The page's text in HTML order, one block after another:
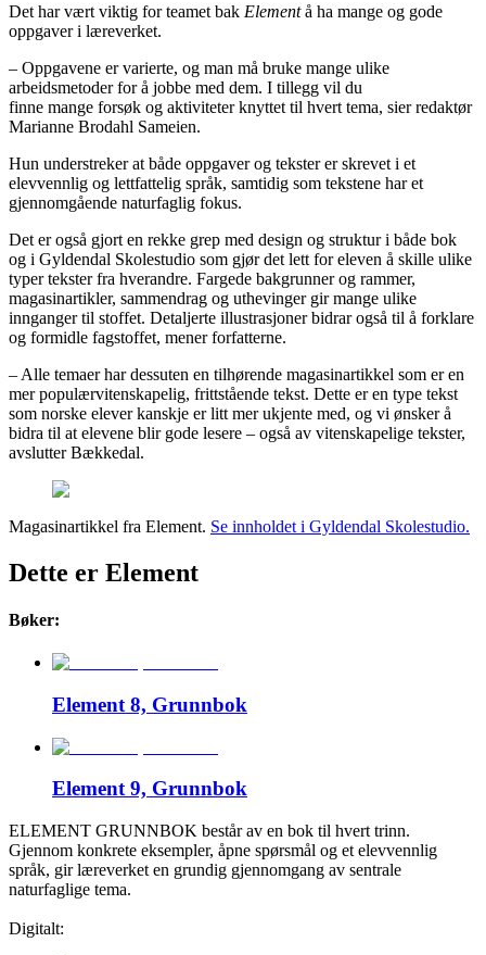
Det har vært viktig for teamet bak Elementå ha mange og gode
oppgaver i læreverket.
– Oppgavene er varierte, og man må bruke mange ulike
arbeidsmetoder for å jobbe med dem. I tillegg vil du
finne mange forsøk og aktiviteter knyttet til hvert tema, sier redaktør
Marianne Brodahl Sameien.
Hun understreker at både oppgaver og tekster er skrevet i et
elevvennlig og lettfattelig språk, samtidig som tekstene har et
gjennomgående naturfaglig fokus.
Det er også gjort en rekke grep med design og struktur i både bok
og i Gyldendal Skolestudio som gjør det lett for eleven å skille ulike
typer tekster fra hverandre. Fargede bakgrunner og rammer,
magasinartikler, sammendrag og uthevinger gir mange ulike
innganger til stoffet. Detaljerte illustrasjoner bidrar også til å forklare
og formidle fagstoffet, mener forfatterne.
– Alle temaer har dessuten en tilhørende magasinartikkel som er en
mer populærvitenskapelig, frittstående tekst. Dette er en type tekst
som norske elever kanskje er litt mer ukjente med, og vi ønsker å
bidra til at elevene blir gode lesere – også av vitenskapelige tekster,
avslutter Bækkedal.
Magasinartikkel fra Element. Se innholdet i Gyldendal Skolestudio.
Dette er Element
Bøker:
Element 8, Grunnbok
Element 9, Grunnbok
ELEMENT GRUNNBOK består av en bok til hvert trinn.
Gjennom konkrete eksempler, åpne spørsmål og et elevvennlig
språk, gir læreverket en grundig gjennomgang av sentrale
naturfaglige tema.
Digitalt: